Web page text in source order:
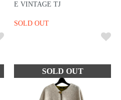
E VINTAGE TJ
SOLD OUT